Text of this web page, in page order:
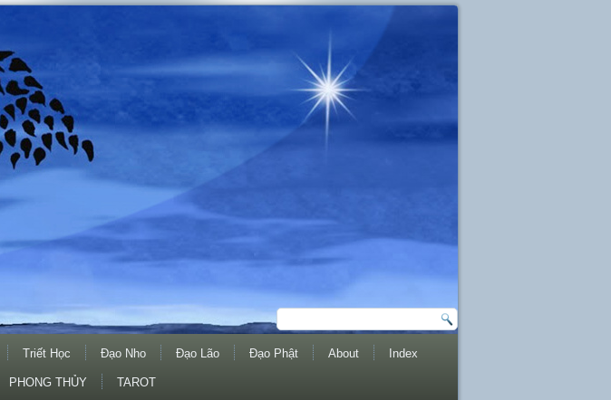
Triết Học Đạo Nho Đạo Lão Đạo Phật About Index
PHONG THỦY TAROT